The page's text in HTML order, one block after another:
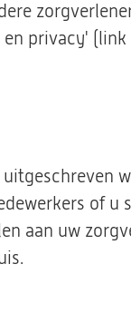
privacy'
of
aan uw